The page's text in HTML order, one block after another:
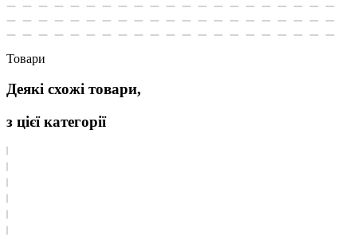
Товари
Деякі схожі товари,
з цієї категорії